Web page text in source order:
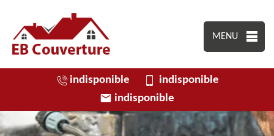
MENU
indisponible
indisponible
indisponible